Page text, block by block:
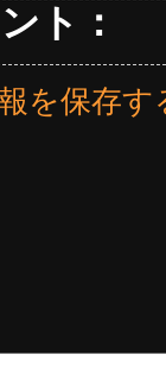
ト：
を保存す